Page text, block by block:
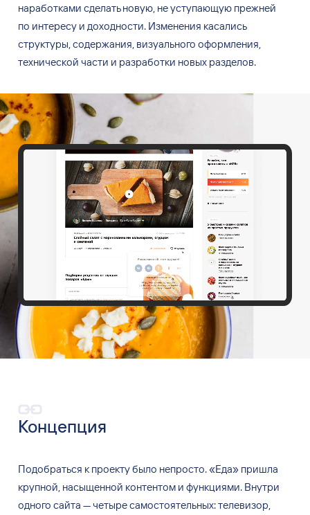
наработками сделать новую, неуступающую прежней
по интересу и доходности. Изменения касались
структуры, содержания, визуального оформления,
технической части и разработки новых разделов.
Концепция
Подобраться к проекту было непросто. «Еда» пришла
крупной, насыщенной контентом и функциями. Внутри
одного сайта — четыре самостоятельных: телевизор,